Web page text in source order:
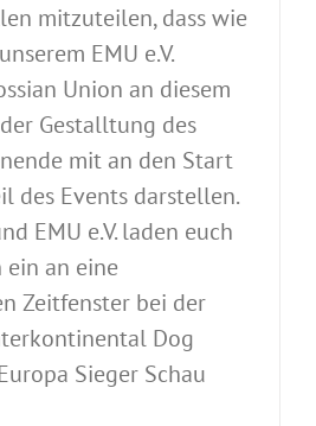
mitzuteilen, dass wie
EMU e.V.
Union an diesem
Gestalltung des
mit an den Start
des Events darstellen.
EMU e.V. laden euch
ein an eine
Zeitfenster bei der
Dog
Sieger Schau